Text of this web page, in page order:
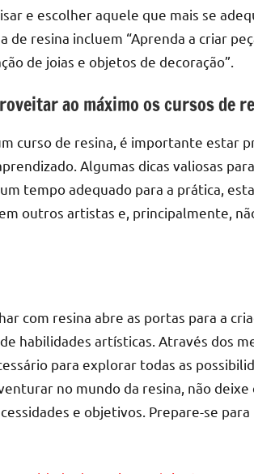
focado
em
apresentar
melhores
e
tendências
para
criar
alta
qualidade,
como
as
populares
e escolher aquele que mais se
de resina incluem “Aprenda a criar
de joias e objetos de decoração”.
ao máximo os cursos de
curso de resina, é importante estar
Algumas dicas valiosas
tempo adequado para a prática,
outros artistas e, principalmente,
com resina abre as portas para a
habilidades artísticas. Através dos
para explorar todas as
no mundo da resina, não
e objetivos. Prepare-se